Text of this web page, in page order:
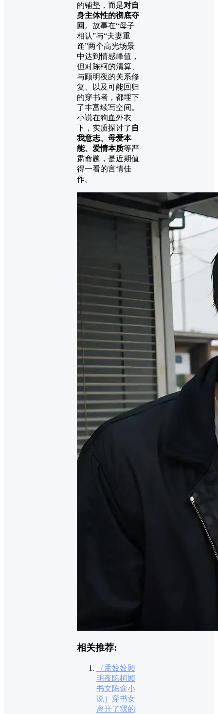
的铺垫，而是对自
身主体性的彻底夺
回 。故事在“母子
相认”与“夫妻重
逢”两个高光场景
中达到情感峰值，
但对陈柯的清算、
与顾明夜的关系修
复、以及可能回归
的穿书者，都埋下
了丰富续写空间。
小说在狗血外衣
下，实质探讨了 自
我意志、母爱本
能、爱情本质等严
肃命题，是近期值
得一看的言情佳
作。
相关推荐:
（孟姣姣顾
明夜陈柯顾
书文陈俞小
说）穿书女
离开了我的